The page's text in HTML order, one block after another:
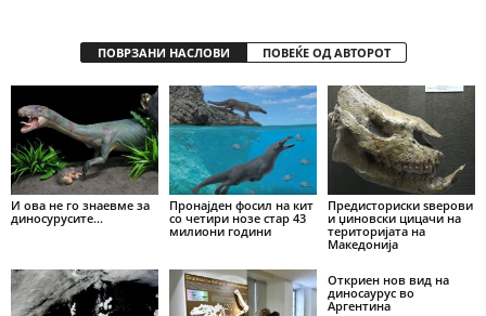
ПОВРЗАНИ НАСЛОВИ ПОВЕЌЕ ОД АВТОРОТ
И ова не го знаевме за
диносурусите…
Пронајден фосил на кит
со четири нозе стар 43
милиони години
Предисториски ѕверови
и џиновски цицачи на
територијата на
Македонија
Откриен нов вид на
диносаурус во
Аргентина